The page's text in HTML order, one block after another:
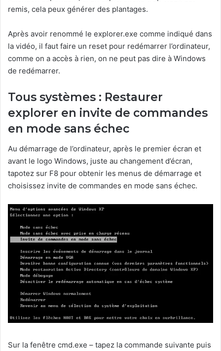
remis, cela peux générer des plantages.
Après avoir renommé le explorer.exe comme indiqué dans
la vidéo, il faut faire un reset pour redémarrer l’ordinateur,
comme on a accès à rien, on ne peut pas dire à Windows
de redémarrer.
Tous systèmes : Restaurer
explorer en invite de commandes
en mode sans échec
Au démarrage de l’ordinateur, après le premier écran et
avant le logo Windows, juste au changement d’écran,
tapotez sur F8 pour obtenir les menus de démarrage et
choisissez invite de commandes en mode sans échec.
Sur la fenêtre cmd.exe – tapez la commande suivante puis